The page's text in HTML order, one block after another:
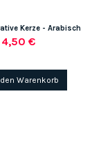
Kerze - Arabisch
4,50 €
Warenkorb